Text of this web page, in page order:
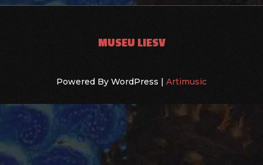
MUSEU LIESV
Powered By WordPress | Artimusic